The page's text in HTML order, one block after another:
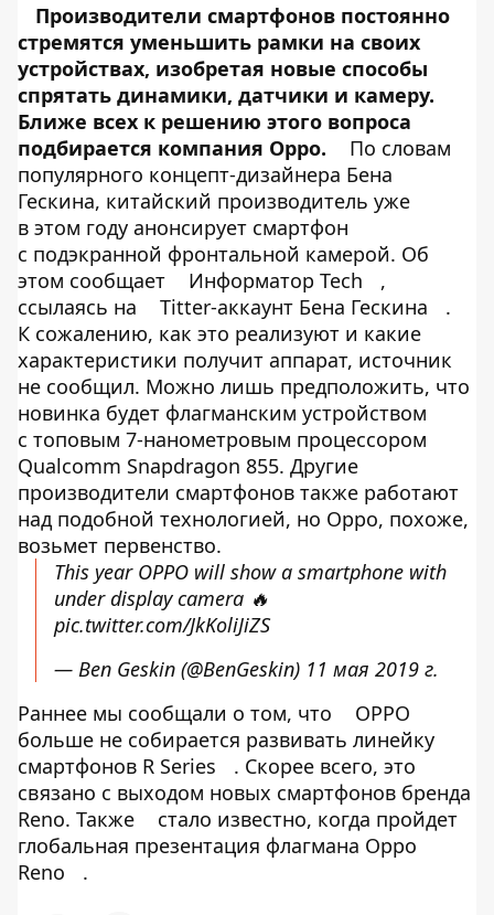
Производители смартфонов постоянно
стремятся уменьшить рамки на своих
устройствах, изобретая новые способы
спрятать динамики, датчики и камеру.
Ближе всех к решению этого вопроса
подбирается компания Oppo.
По словам
популярного концепт-дизайнера Бена
Гескина, китайский производитель уже
в этом году анонсирует смартфон
с подэкранной фронтальной камерой. Об
этом сообщает
Информатор Tech
,
ссылаясь на
Titter-аккаунт Бена Гескина
.
К сожалению, как это реализуют и какие
характеристики получит аппарат, источник
не сообщил. Можно лишь предположить, что
новинка будет флагманским устройством
с топовым 7-нанометровым процессором
Qualcomm Snapdragon 855. Другие
производители смартфонов также работают
над подобной технологией, но Oppo, похоже,
возьмет первенство.
This year OPPO will show a smartphone with
under display camera 🔥
pic.twitter.com/JkKoliJiZS
— Ben Geskin (@BenGeskin) 11 мая 2019 г.
Раннее мы сообщали о том, что
OPPO
больше не собирается развивать линейку
смартфонов R Series
. Скорее всего, это
связано с выходом новых смартфонов бренда
Reno. Также
стало известно, когда пройдет
глобальная презентация флагмана Oppo
Reno
.